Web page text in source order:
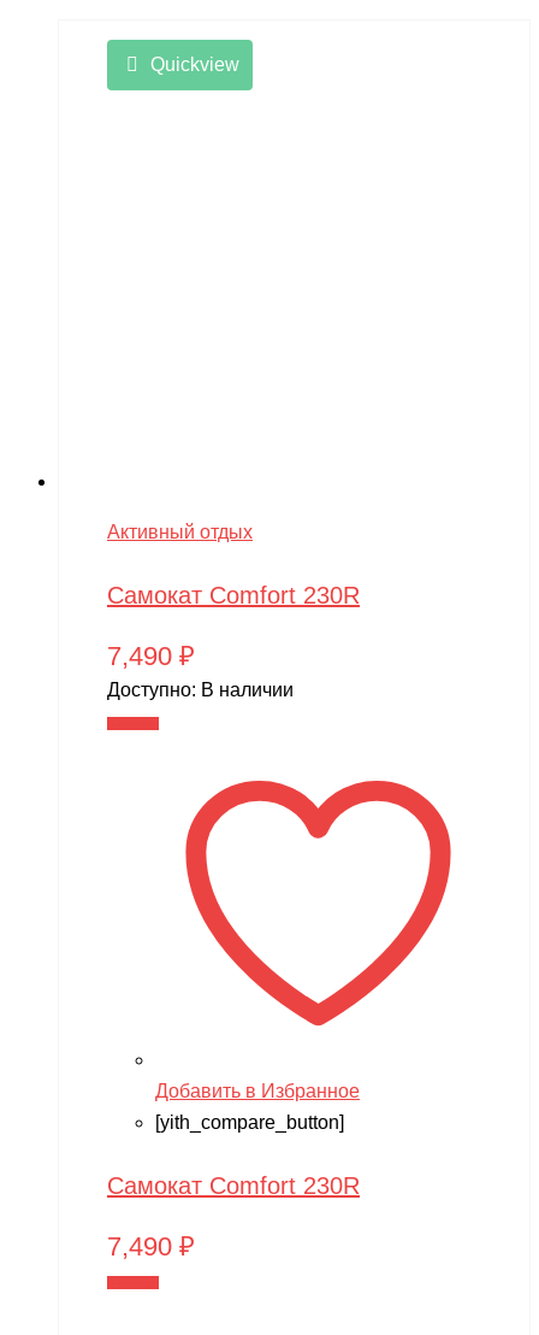
Quickview
Активный отдых
Самокат Comfort 230R
7,490 ₽
Доступно: В наличии
Добавить в Избранное
[yith_compare_button]
Самокат Comfort 230R
7,490 ₽